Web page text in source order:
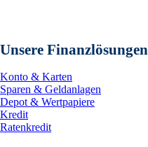
Unsere Finanzlösungen
Konto & Karten
Sparen & Geldanlagen
Depot & Wertpapiere
Kredit
Ratenkredit